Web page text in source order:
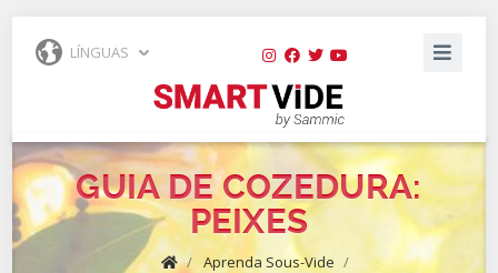
LÍNGUAS
GUIA DE COZEDURA:
PEIXES
/ Aprenda Sous-Vide /